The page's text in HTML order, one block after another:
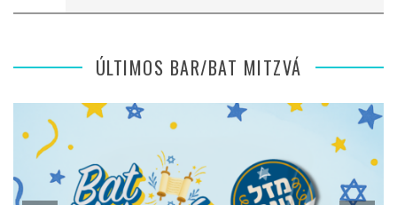
ÚLTIMOS BAR/BAT MITZVÁ